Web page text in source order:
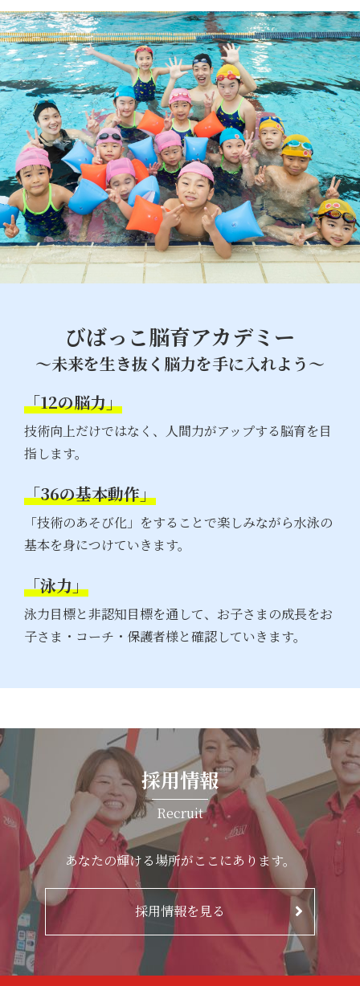
びばっこ脳育アカデミー
～未来を生き抜く脳力を手に入れよう～
「12の脳力」
技術向上だけではなく、人間力がアップする脳育を目
指します。
「36の基本動作」
「技術のあそび化」をすることで楽しみながら水泳の
基本を身につけていきます。
「泳力」
泳力目標と非認知目標を通して、お子さまの成長をお
子さま・コーチ・保護者様と確認していきます。
採用情報
Recruit
あなたの輝ける場所がここにあります。
採用情報を見る